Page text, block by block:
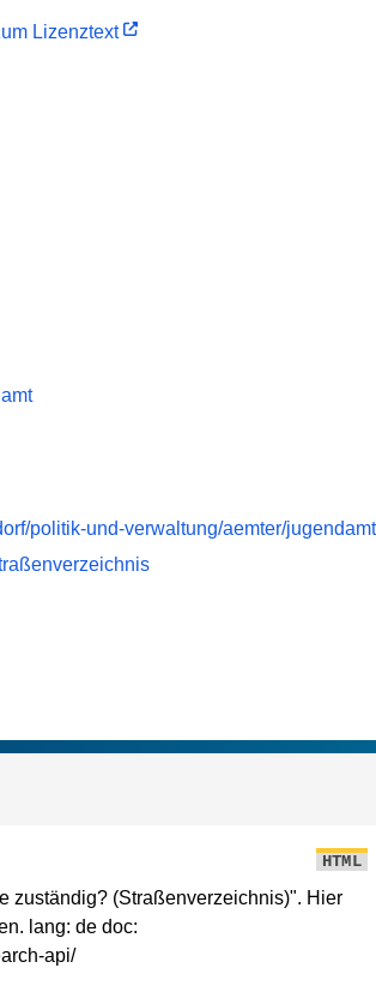
Lizenztext
politik-und-verwaltung/aemter/
HTML
zuständig? (Straßenverzeichnis)". Hier
lang: de doc:
api/